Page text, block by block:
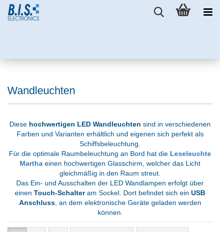
Wandleuchten
Diese hochwertigen LED Wandleuchten sind in verschiedenen
Farben und Varianten erhältlich und eigenen sich perfekt als
Schiffsbeleuchtung.
Für die optimale Raumbeleuchtung an Bord hat die Leseleuchte
Martha einen hochwertigen Glasschirm, welcher das Licht
gleichmäßig in den Raum streut.
Das Ein- und Ausschalten der LED Wandlampen erfolgt über
einen Touch-Schalteram Sockel. Dort befindet sich ein USB
Anschluss, an dem elektronische Geräte geladen werden
können.